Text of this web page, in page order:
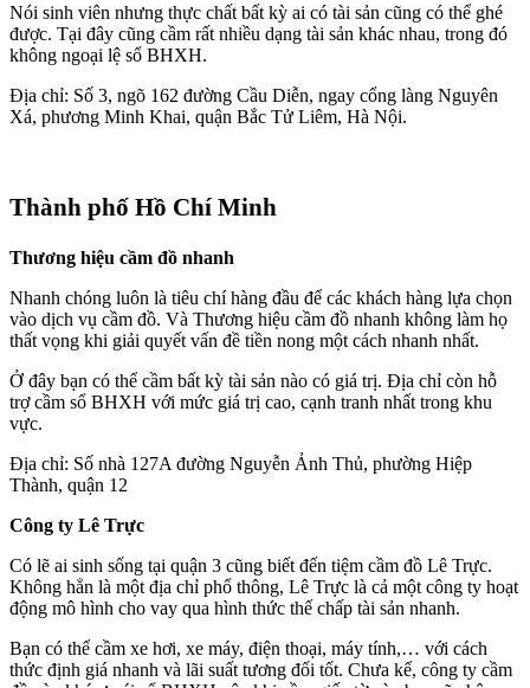
Nói sinh viên nhưng thực chất bất kỳ ai có tài sản cũng có thể ghé
được. Tại đây cũng cầm rất nhiều dạng tài sản khác nhau, trong đó
không ngoại lệ sổ BHXH.
Địa chỉ: Số 3, ngõ 162 đường Cầu Diễn, ngay cổng làng Nguyên
Xá, phương Minh Khai, quận Bắc Tử Liêm, Hà Nội.
Thành phố Hồ Chí Minh
Thương hiệu cầm đồ nhanh
Nhanh chóng luôn là tiêu chí hàng đầu để các khách hàng lựa chọn
vào dịch vụ cầm đồ. Và Thương hiệu cầm đồ nhanh không làm họ
thất vọng khi giải quyết vấn đề tiền nong một cách nhanh nhất.
Ở đây bạn có thể cầm bất kỳ tài sản nào có giá trị. Địa chỉ còn hỗ
trợ cầm sổ BHXH với mức giá trị cao, cạnh tranh nhất trong khu
vực.
Địa chỉ: Số nhà 127A đường Nguyễn Ảnh Thủ, phường Hiệp
Thành, quận 12
Công ty Lê Trực
Có lẽ ai sinh sống tại quận 3 cũng biết đến tiệm cầm đồ Lê Trực.
Không hẳn là một địa chỉ phổ thông, Lê Trực là cả một công ty hoạt
động mô hình cho vay qua hình thức thế chấp tài sản nhanh.
Bạn có thể cầm xe hơi, xe máy, điện thoại, máy tính,… với cách
thức định giá nhanh và lãi suất tương đối tốt. Chưa kể, công ty cầm